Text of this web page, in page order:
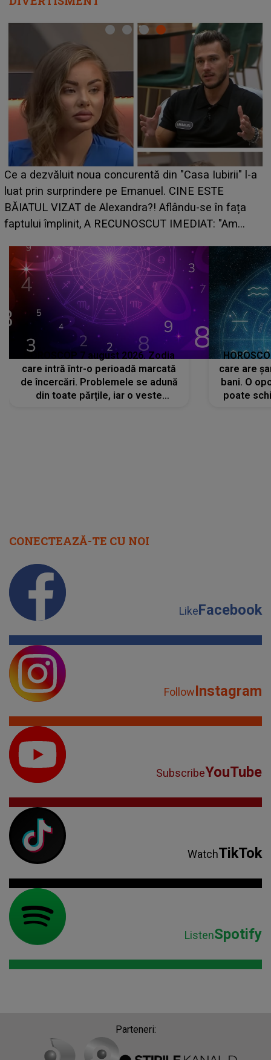
l-a
fața
HOROSCOP de weekend, 8-9 august 2026.
care riscă să rămână fără bani. O decizie
grabă îi aduce pierderi semnificative și îi dă
planurile peste cap
HOROSCOP 7 august 2026. Zodia
care intră într-o perioadă marcată
de încercări. Problemele se adună
din toate părțile, iar o veste
care are
bani. O
poate
CONECTEAZĂ-TE CU NOI
LikeFacebook
FollowInstagram
SubscribeYouTube
WatchTikTok
ListenSpotify
Parteneri: